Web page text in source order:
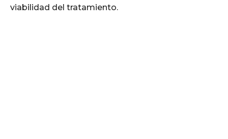
viabilidad del tratamiento.